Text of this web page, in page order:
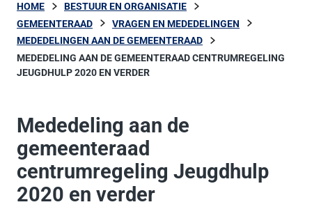
HOME
BESTUUR EN ORGANISATIE
GEMEENTERAAD
VRAGEN EN MEDEDELINGEN
MEDEDELINGEN AAN DE GEMEENTERAAD
MEDEDELING AAN DE GEMEENTERAAD CENTRUMREGELING
JEUGDHULP 2020 EN VERDER
Mededeling aan de
gemeenteraad
centrumregeling Jeugdhulp
2020 en verder